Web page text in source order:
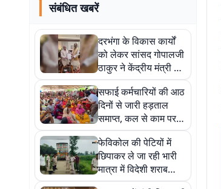
संबंधित खबरें
दरभंगा के विकास कार्यों
को लेकर सांसद गोपालजी
ठाकुर ने केंद्रीय मंत्री से
की मुलाकात
सफाई कर्मचारियों की आठ
दिनों से जारी हड़ताल
समाप्त, कल से काम पर
लौटेंगे संविदा कर्मी
फेविकोल की पेटियों में
छिपाकर ले जा रही भारी
मात्रा में विदेशी शराब
बरामद